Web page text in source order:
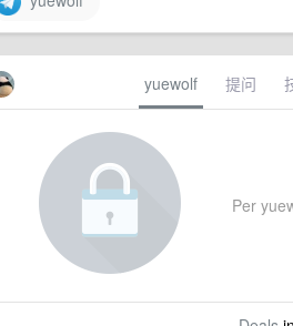
yuewolf 提问
Per